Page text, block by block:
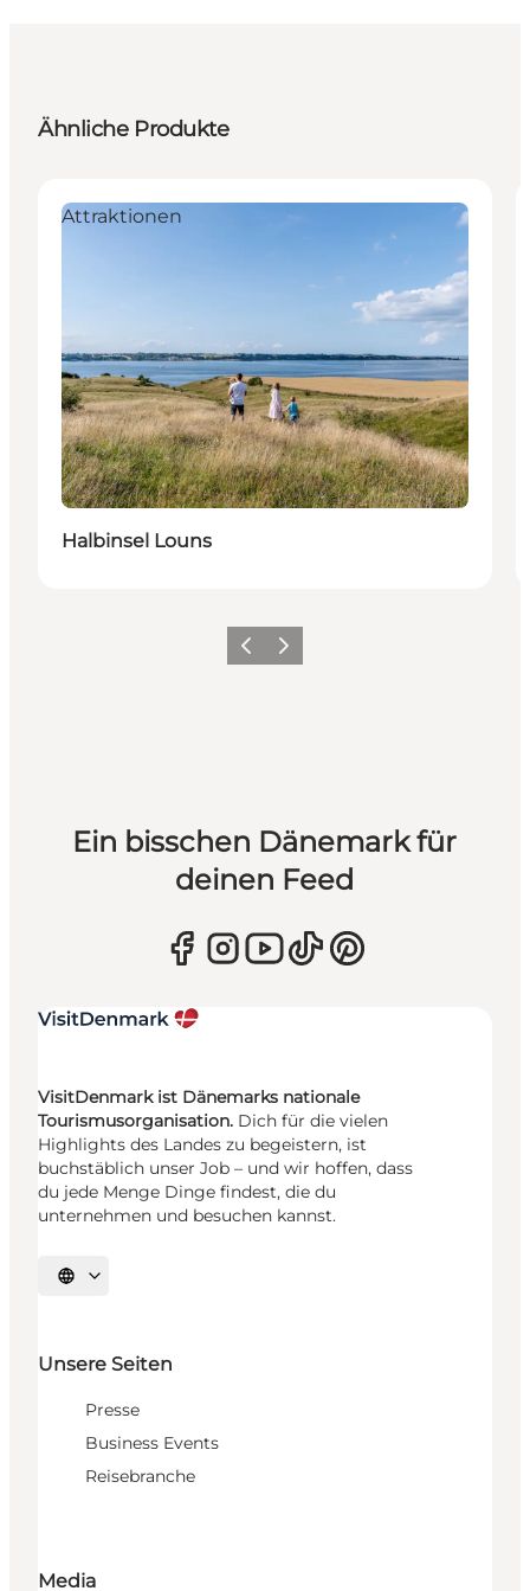
Ähnliche Produkte
Attraktionen
Halbinsel Louns
ZurückWeiter
Ein bisschen Dänemark für
deinen Feed
VisitDenmark ist Dänemarks nationale
Tourismusorganisation. Dich für die vielen
Highlights des Landes zu begeistern, ist
buchstäblich unser Job – und wir hoffen, dass
du jede Menge Dinge findest, die du
unternehmen und besuchen kannst.
Sprache auswählen
Unsere Seiten
Presse
Business Events
Reisebranche
Media